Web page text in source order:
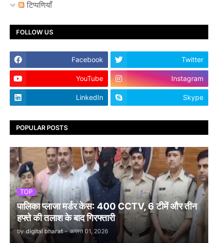
टिप्पणियाँ
FOLLOW US
Facebook Twitter
YouTube Instagram
LinkedIn Skype
POPULAR POSTS
TOP
पालिका प्लाजा मर्डर केस: 400 CCTV, 6 टीमें और तीन
हफ्ते की तलाश के बाद गिरफ्तारी
by digital bharat - अगस्त 01, 2026